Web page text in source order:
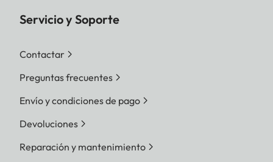
Servicio y Soporte
Contactar
Preguntas frecuentes
Envío y condiciones de pago
Devoluciones
Reparación y mantenimiento